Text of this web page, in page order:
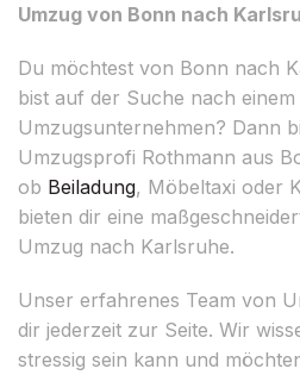
Umzug von Bonn nach
Du möchtest von Bonn nach
bist auf der Suche nach
Umzugsunternehmen? Dann
Umzugsprofi Rothmann aus
ob Beiladung, Möbeltaxi oder
bieten dir eine
Umzug nach Karlsruhe.
Unser erfahrenes Team von
dir jederzeit zur Seite. Wir
stressig sein kann und